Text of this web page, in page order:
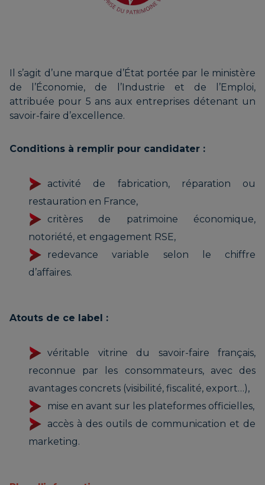
Il s’agit d’une marque d’État portée par le ministère
de l’Économie, de l’Industrie et de l’Emploi,
attribuée pour 5 ans aux entreprises détenant un
savoir-faire d’excellence.
Conditions à remplir pour candidater :
activité de fabrication, réparation ou
restauration en France,
critères de patrimoine économique,
notoriété, et engagement RSE,
redevance variable selon le chiffre
d’affaires.
Atouts de ce label :
véritable vitrine du savoir-faire français,
reconnue par les consommateurs, avec des
avantages concrets (visibilité, fiscalité, export…),
mise en avant sur les plateformes officielles,
accès à des outils de communication et de
marketing.